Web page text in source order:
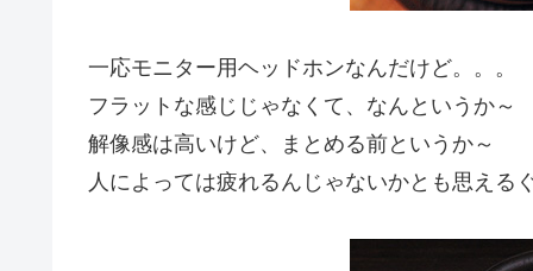
一応モニター用ヘッドホンなんだけど。。。
フラットな感じじゃなくて、なんというか～
解像感は高いけど、まとめる前というか～
人によっては疲れるんじゃないかとも思える